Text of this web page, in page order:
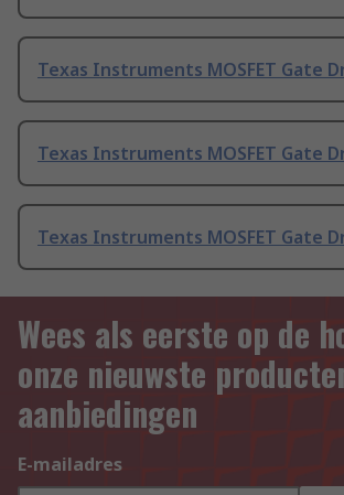
Texas Instruments MOSFET Gate
Texas Instruments MOSFET Gate
Texas Instruments MOSFET Gate
Wees als eerste op de
onze nieuwste
aanbiedingen
E-mailadres